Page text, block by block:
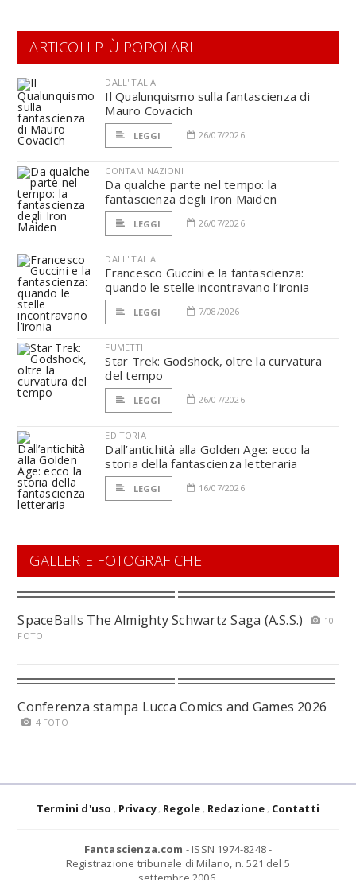
ARTICOLI PIÙ POPOLARI
DALL'ITALIA
Il Qualunquismo sulla fantascienza di
Mauro Covacich
LEGGI 26/07/2026
CONTAMINAZIONI
Da qualche parte nel tempo: la
fantascienza degli Iron Maiden
LEGGI 26/07/2026
DALL'ITALIA
Francesco Guccini e la fantascienza:
quando le stelle incontravano l’ironia
LEGGI 7/08/2026
FUMETTI
Star Trek: Godshock, oltre la curvatura
del tempo
LEGGI 26/07/2026
EDITORIA
Dall’antichità alla Golden Age: ecco la
storia della fantascienza letteraria
LEGGI 16/07/2026
GALLERIE FOTOGRAFICHE
SpaceBalls The Almighty Schwartz Saga (A.S.S.)
10
FOTO
Conferenza stampa Lucca Comics and Games 2026
4 FOTO
Termini d'uso Privacy Regole Redazione Contatti
Fantascienza.com - ISSN 1974-8248 -
Registrazione tribunale di Milano, n. 521 del 5